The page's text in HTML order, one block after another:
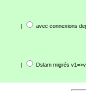
| avec connexions
| Dslam migrés